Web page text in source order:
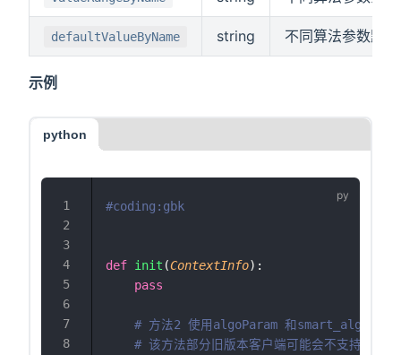
defaultValueByName string 不同算法参数默
示例
python
#coding:gbk
def init (ContextInfo):
pass
# 方法2 使用algoParam 和
# 该方法部分旧版本客户端可能会不支持